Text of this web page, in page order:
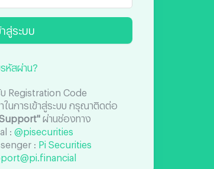
าสู่ระบบ
หัสผ่าน?
Registration Code
นการเข้าสู่ระบบ กรุณาติดต่อ
ผ่านช่องทาง
: @pisecurities
: Pi Securities